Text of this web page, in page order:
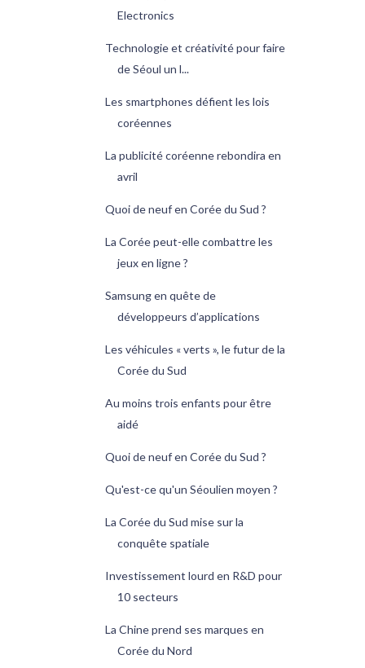
Electronics
Technologie et créativité pour faire
de Séoul un l...
Les smartphones défient les lois
coréennes
La publicité coréenne rebondira en
avril
Quoi de neuf en Corée du Sud ?
La Corée peut-elle combattre les
jeux en ligne ?
Samsung en quête de
développeurs d’applications
Les véhicules « verts », le futur de la
Corée du Sud
Au moins trois enfants pour être
aidé
Quoi de neuf en Corée du Sud ?
Qu'est-ce qu'un Séoulien moyen ?
La Corée du Sud mise sur la
conquête spatiale
Investissement lourd en R&D pour
10 secteurs
La Chine prend ses marques en
Corée du Nord